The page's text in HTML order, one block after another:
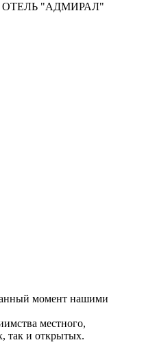
ОТЕЛЬ "АДМИРАЛ"
момент нашими
местного,
так и открытых.